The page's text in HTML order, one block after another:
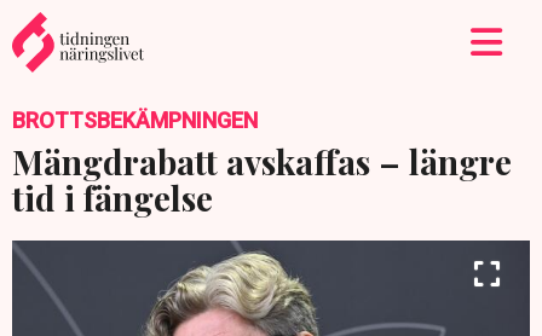
BROTTSBEKÄMPNINGEN
Mängdrabatt avskaffas – längre
tid i fängelse